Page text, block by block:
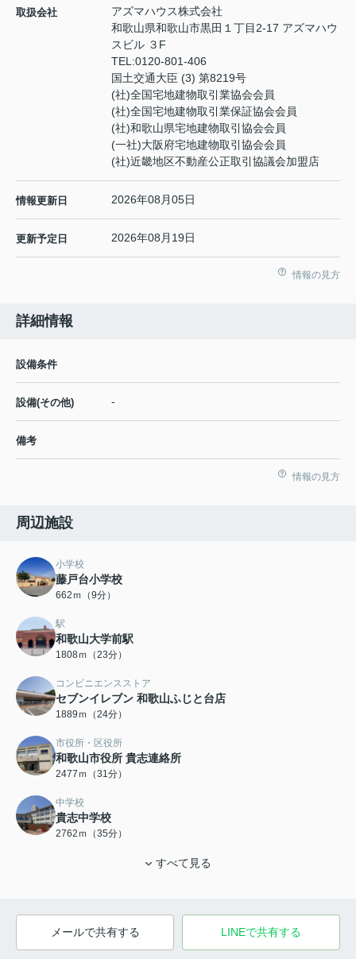
取扱会社
アズマハウス株式会社
和歌山県和歌山市黒田１丁目2-17 アズマハウ
スビル ３F
TEL:0120-801-406
国土交通大臣 (3) 第8219号
(社)全国宅地建物取引業協会会員
(社)全国宅地建物取引業保証協会会員
(社)和歌山県宅地建物取引協会会員
(一社)大阪府宅地建物取引協会会員
(社)近畿地区不動産公正取引協議会加盟店
情報更新日 2026年08月05日
更新予定日 2026年08月19日
情報の見方
詳細情報
設備条件
設備(その他) -
備考
情報の見方
周辺施設
小学校
藤戸台小学校
662ｍ（9分）
駅
和歌山大学前駅
1808ｍ（23分）
コンビニエンスストア
セブンイレブン 和歌山ふじと台店
1889ｍ（24分）
市役所・区役所
和歌山市役所 貴志連絡所
2477ｍ（31分）
中学校
貴志中学校
2762ｍ（35分）
すべて見る
メールで共有する LINEで共有する